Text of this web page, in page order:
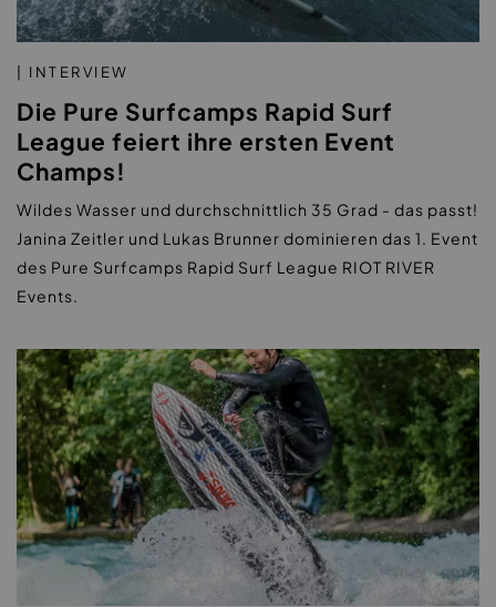
| INTERVIEW
Die Pure Surfcamps Rapid Surf
League feiert ihre ersten Event
Champs!
Wildes Wasser und durchschnittlich 35 Grad - das passt!
Janina Zeitler und Lukas Brunner dominieren das 1. Event
des Pure Surfcamps Rapid Surf League RIOT RIVER
Events.